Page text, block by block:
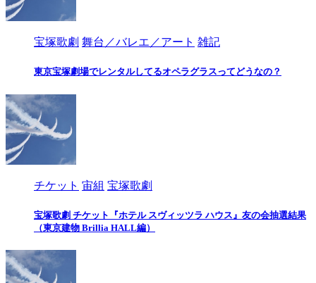
宝塚歌劇 舞台／バレエ／アート 雑記
東京宝塚劇場でレンタルしてるオペラグラスってどうなの？
チケット 宙組 宝塚歌劇
宝塚歌劇 チケット『ホテル スヴィッツラ ハウス』友の会抽選結果
（東京建物 Brillia HALL編）